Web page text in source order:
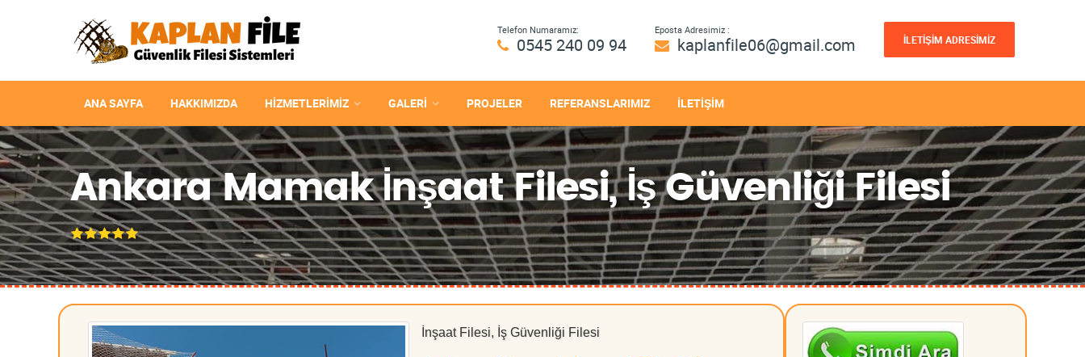
Telefon Numaramız:
0545 240 09 94
Eposta Adresimiz :
kaplanfile06@gmail.com İLETİŞİM ADRESİMİZ
ANA SAYFA HAKKIMIZDA HIZMETLERIMIZ GALERİ PROJELER REFERANSLARIMIZ İLETİŞİM
Ankara Mamak İnşaat Filesi, İş Güvenliği Filesi
İnşaat Filesi, İş Güvenliği Filesi